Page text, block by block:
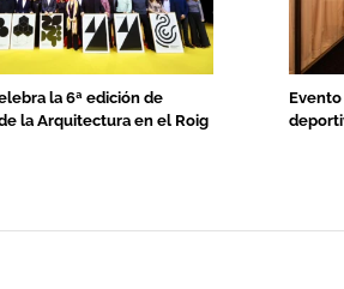
la 6ª edición de
la Arquitectura en el Roig